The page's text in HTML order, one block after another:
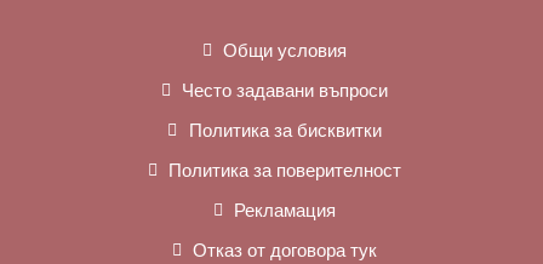
Общи условия
Често задавани въпроси
Политика за бисквитки
Политика за поверителност
Рекламация
Отказ от договора тук